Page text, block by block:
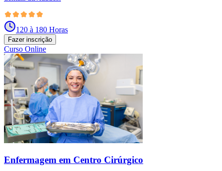
120 à 180 Horas
Fazer inscrição
Curso Online
Enfermagem em Centro Cirúrgico